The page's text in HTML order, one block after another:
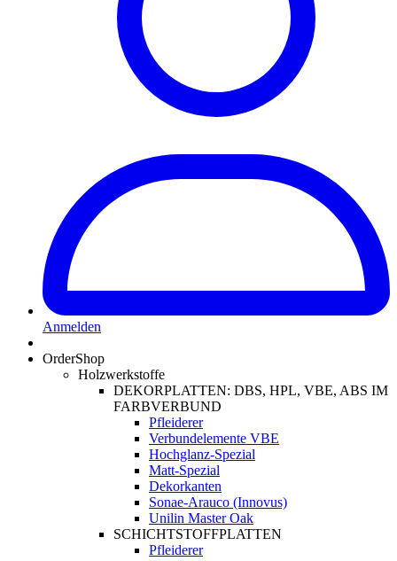
Anmelden
OrderShop
Holzwerkstoffe
DEKORPLATTEN: DBS, HPL, VBE, ABS IM
FARBVERBUND
Pfleiderer
Verbundelemente VBE
Hochglanz-Spezial
Matt-Spezial
Dekorkanten
Sonae-Arauco (Innovus)
Unilin Master Oak
SCHICHTSTOFFPLATTEN
Pfleiderer